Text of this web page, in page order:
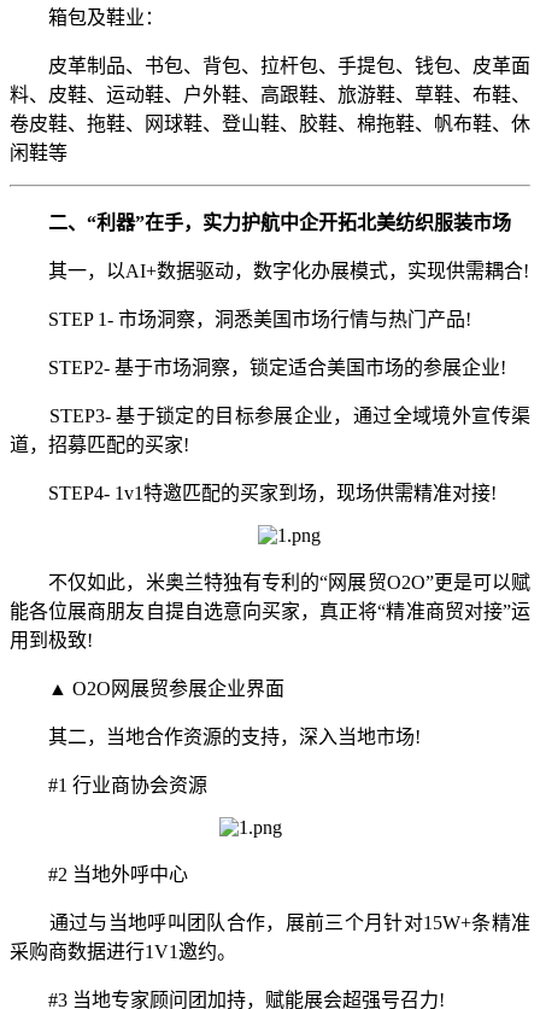
箱包及鞋业：
皮革制品、书包、背包、拉杆包、手提包、钱包、皮革面
料、皮鞋、运动鞋、户外鞋、高跟鞋、旅游鞋、草鞋、布鞋、
卷皮鞋、拖鞋、网球鞋、登山鞋、胶鞋、棉拖鞋、帆布鞋、休
闲鞋等
二、“利器”在手，实力护航中企开拓北美纺织服装市场
其一，以AI+数据驱动，数字化办展模式，实现供需耦合!
STEP 1- 市场洞察，洞悉美国市场行情与热门产品!
STEP2- 基于市场洞察，锁定适合美国市场的参展企业!
STEP3- 基于锁定的目标参展企业，通过全域境外宣传渠
道，招募匹配的买家!
STEP4- 1v1特邀匹配的买家到场，现场供需精准对接!
不仅如此，米奥兰特独有专利的“网展贸O2O”更是可以赋
能各位展商朋友自提自选意向买家，真正将“精准商贸对接”运
用到极致!
▲ O2O网展贸参展企业界面
其二，当地合作资源的支持，深入当地市场!
#1 行业商协会资源
#2 当地外呼中心
通过与当地呼叫团队合作，展前三个月针对15W+条精准
采购商数据进行1V1邀约。
#3 当地专家顾问团加持，赋能展会超强号召力!